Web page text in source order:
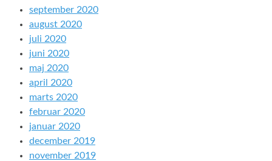
september 2020
august 2020
juli 2020
juni 2020
maj 2020
april 2020
marts 2020
februar 2020
januar 2020
december 2019
november 2019